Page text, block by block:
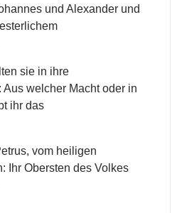
und Alexander und
sie in ihre
Aus welcher Macht oder in
ihr das
vom heiligen
Ihr Obersten des Volkes